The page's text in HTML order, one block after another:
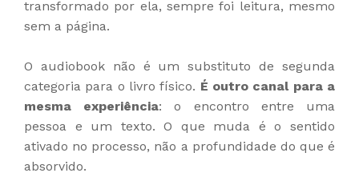
transformado por ela, sempre foi leitura, mesmo
sem a página.
O audiobook não é um substituto de segunda
categoria para o livro físico. É outro canal para a
mesma experiência: o encontro entre uma
pessoa e um texto. O que muda é o sentido
ativado no processo, não a profundidade do que é
absorvido.